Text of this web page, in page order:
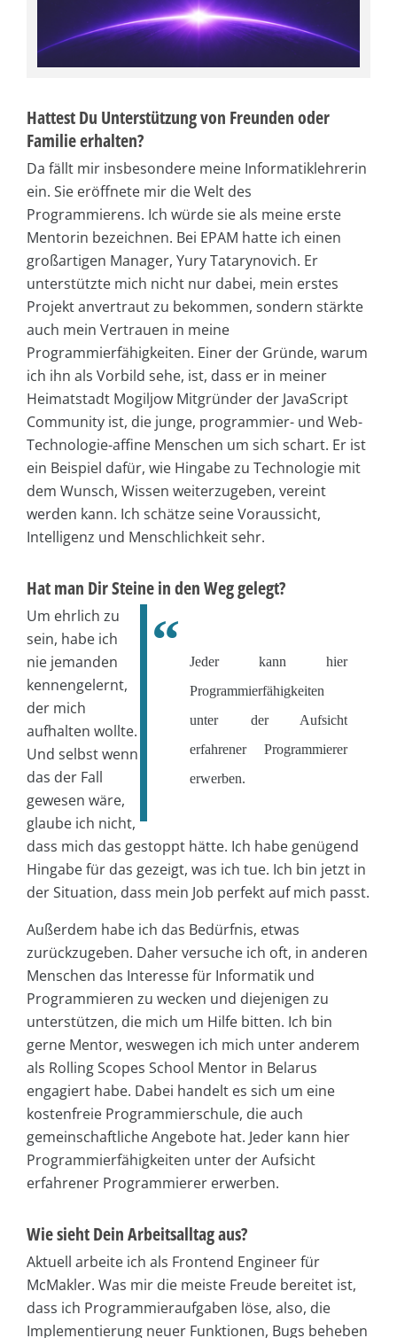
Hattest Du Unterstützung von Freunden oder
Familie erhalten?
Da fällt mir insbesondere meine Informatiklehrerin
ein. Sie eröffnete mir die Welt des
Programmierens. Ich würde sie als meine erste
Mentorin bezeichnen. Bei EPAM hatte ich einen
großartigen Manager, Yury Tatarynovich. Er
unterstützte mich nicht nur dabei, mein erstes
Projekt anvertraut zu bekommen, sondern stärkte
auch mein Vertrauen in meine
Programmierfähigkeiten. Einer der Gründe, warum
ich ihn als Vorbild sehe, ist, dass er in meiner
Heimatstadt Mogiljow Mitgründer der JavaScript
Community ist, die junge, programmier- und Web-
Technologie-affine Menschen um sich schart. Er ist
ein Beispiel dafür, wie Hingabe zu Technologie mit
dem Wunsch, Wissen weiterzugeben, vereint
werden kann. Ich schätze seine Voraussicht,
Intelligenz und Menschlichkeit sehr.
Hat man Dir Steine in den Weg gelegt?
Jeder kann hier
Programmierfähigkeiten
unter der Aufsicht
erfahrener Programmierer
erwerben.
Um ehrlich zu
sein, habe ich
nie jemanden
kennengelernt,
der mich
aufhalten wollte.
Und selbst wenn
das der Fall
gewesen wäre,
glaube ich nicht,
dass mich das gestoppt hätte. Ich habe genügend
Hingabe für das gezeigt, was ich tue. Ich bin jetzt in
der Situation, dass mein Job perfekt auf mich passt.
Außerdem habe ich das Bedürfnis, etwas
zurückzugeben. Daher versuche ich oft, in anderen
Menschen das Interesse für Informatik und
Programmieren zu wecken und diejenigen zu
unterstützen, die mich um Hilfe bitten. Ich bin
gerne Mentor, weswegen ich mich unter anderem
als Rolling Scopes School Mentor in Belarus
engagiert habe. Dabei handelt es sich um eine
kostenfreie Programmierschule, die auch
gemeinschaftliche Angebote hat. Jeder kann hier
Programmierfähigkeiten unter der Aufsicht
erfahrener Programmierer erwerben.
Wie sieht Dein Arbeitsalltag aus?
Aktuell arbeite ich als Frontend Engineer für
McMakler. Was mir die meiste Freude bereitet ist,
dass ich Programmieraufgaben löse, also, die
Implementierung neuer Funktionen, Bugs beheben